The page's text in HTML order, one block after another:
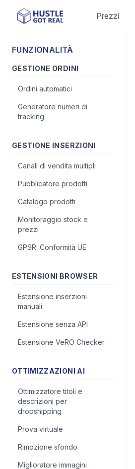
Prezzi
FUNZIONALITÀ
GESTIONE ORDINI
Ordini automatici
Generatore numeri di
tracking
GESTIONE INSERZIONI
Canali di vendita multipli
Pubblicatore prodotti
Catalogo prodotti
Monitoraggio stock e
prezzi
GPSR: Conformità UE
ESTENSIONI BROWSER
Estensione inserzioni
manuali
Estensione senza API
Estensione VeRO Checker
OTTIMIZZAZIONI AI
Ottimizzatore titoli e
descrizioni per
dropshipping
Prova virtuale
Rimozione sfondo
Miglioratore immagini